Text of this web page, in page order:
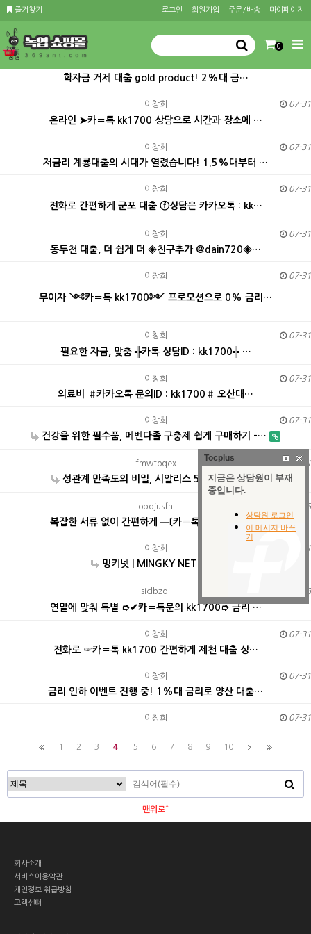
즐겨찾기 로그인 회원가입 주문/배송 마이페이지
0
학자금 거제 대출 gold product! 2%대 금…
이창희 07-31
온라인 ➤카〓톡 kk1700 상담으로 시간과 장소에 …
이창희 07-31
저금리 계룡대출의 시대가 열렸습니다! 1.5%대부터 …
이창희 07-31
전화로 간편하게 군포 대출 ⓕ상담은 카카오톡 : kk…
이창희 07-31
동두천 대출, 더 쉽게 더 ◈친구추가 @dain720◈…
이창희 07-31
무이자 ༺카〓톡 kk1700༻ 프로모션으로 0% 금리…
이창희 07-31
필요한 자금, 맞춤 ╬카톡 상담ID : kk1700╬ …
이창희 07-31
의료비 ♯카카오톡 문의ID : kk1700♯ 오산대…
이창희 07-31
건강을 위한 필수품, 메벤다졸 구충제 쉽게 구매하기 -…
fmwtoqex 07-31
성관계 만족도의 비밀, 시알리스 5mg 디시
opqjusfh 06:35
복잡한 서류 없이 간편하게 ┬〔카〓톡 kk1700〕┬ …
이창희 07-31
밍키넷 | MINGKY NET
siclbzqi 04:38
연말에 맞춰 특별 ➮✔카〓톡문의 kk1700➮ 금리 …
이창희 07-31
전화로 ☞카〓톡 kk1700 간편하게 제천 대출 상…
이창희 07-31
금리 인하 이벤트 진행 중! 1%대 금리로 양산 대출…
이창희 07-31
1 2 3 4 5 6 7 8 9 10
맨위로↑
회사소개
서비스이용약관
개인정보 취급방침
고객센터
Tocplus